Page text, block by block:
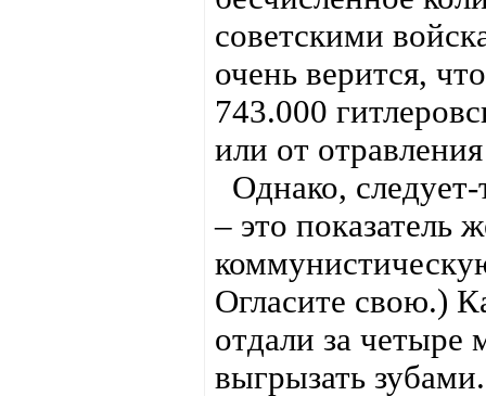
советскими
очень верится,
743.000
или от
Однако,
– это показатель
Огласите свою.)
отдали за четыре
выгрызать